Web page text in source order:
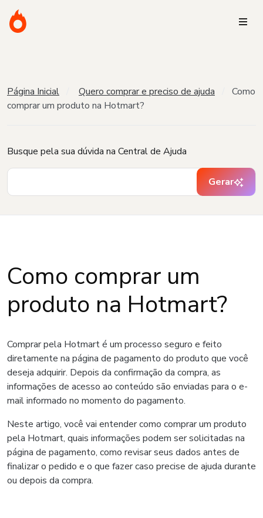
Página Inicial Quero comprar e preciso de ajuda
Como
comprar um produto na Hotmart?
Busque pela sua dúvida na Central de Ajuda
Gerar
Como comprar um
produto na Hotmart?
Comprar pela Hotmart é um processo seguro e feito
diretamente na página de pagamento do produto que você
deseja adquirir. Depois da confirmação da compra, as
informações de acesso ao conteúdo são enviadas para o e-
mail informado no momento do pagamento.
Neste artigo, você vai entender como comprar um produto
pela Hotmart, quais informações podem ser solicitadas na
página de pagamento, como revisar seus dados antes de
finalizar o pedido e o que fazer caso precise de ajuda durante
ou depois da compra.